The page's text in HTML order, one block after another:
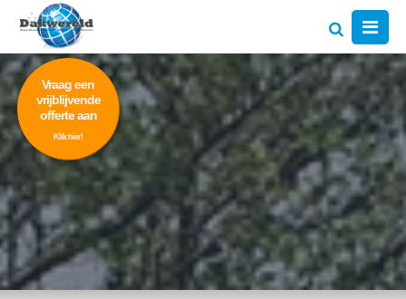
Vraag een
vrijblijvende
offerte aan
Klik hier!